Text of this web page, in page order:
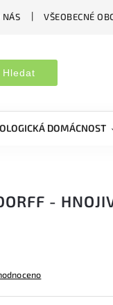
NÁS VŠEOBECNÉ
Hledat
DOMÁCNOST
-